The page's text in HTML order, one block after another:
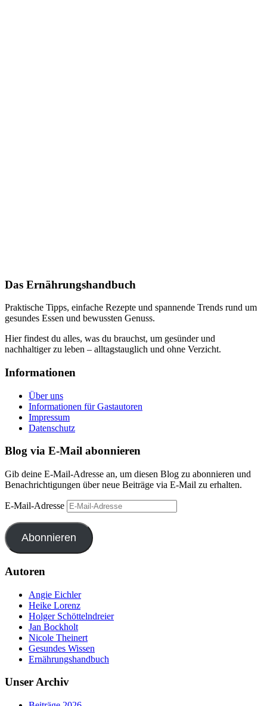
Das Ernährungshandbuch
Praktische Tipps, einfache Rezepte und spannende Trends rund um
gesundes Essen und bewussten Genuss.
Hier findest du alles, was du brauchst, um gesünder und
nachhaltiger zu leben – alltagstauglich und ohne Verzicht.
Informationen
Über uns
Informationen für Gastautoren
Impressum
Datenschutz
Blog via E-Mail abonnieren
Gib deine E-Mail-Adresse an, um diesen Blog zu abonnieren und
Benachrichtigungen über neue Beiträge via E-Mail zu erhalten.
E-Mail-Adresse
Abonnieren
Autoren
Angie Eichler
Heike Lorenz
Holger Schöttelndreier
Jan Bockholt
Nicole Theinert
Gesundes Wissen
Ernährungshandbuch
Unser Archiv